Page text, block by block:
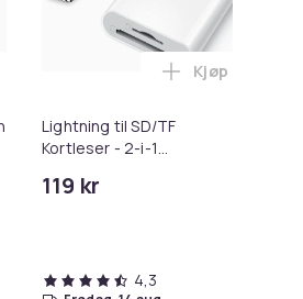
Balances Scalp & Controls
- 27,5g - Dark Brown -
Lightning til SD/TF
Kortleser - 2-i-1
iPhone/iPad
119 kr
Legg
Kjøp
4,3